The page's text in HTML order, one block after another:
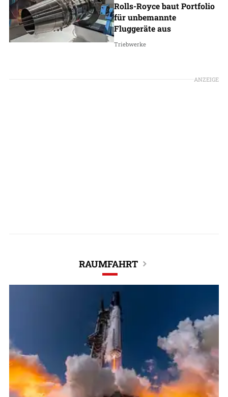
Rolls-Royce baut Portfolio
für unbemannte
Fluggeräte aus
Triebwerke
ANZEIGE
RAUMFAHRT